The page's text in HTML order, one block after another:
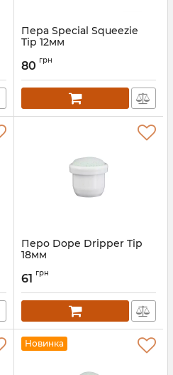
Пера Special Squeezie
Tip 12мм
80 грн
Перо Dope Dripper Tip
18мм
61 грн
Новинка